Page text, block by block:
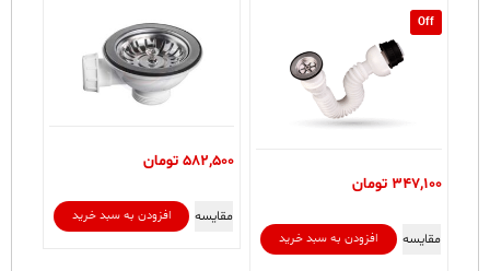
Off
347,100 تومان
افزودن به سبد خرید مقایسه
582,500 تومان
افزودن به سبد خرید مقایسه